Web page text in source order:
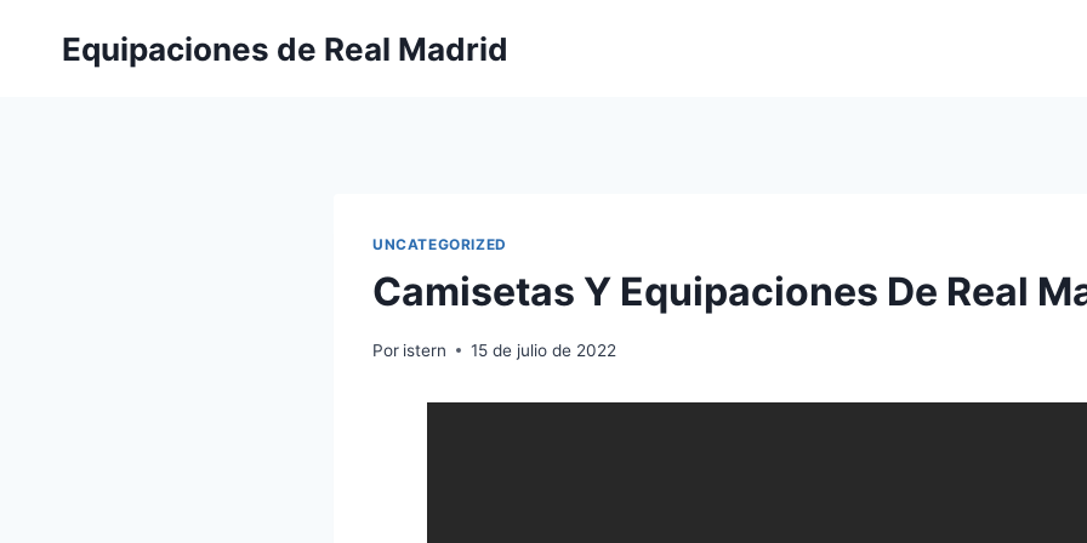
Equipaciones de Real Madrid
UNCATEGORIZED
Camisetas Y Equipaciones De Real
Por istern 15 de julio de 2022